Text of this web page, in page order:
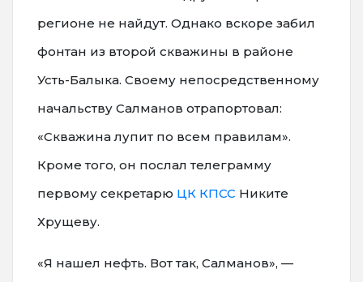
регионе не найдут. Однако вскоре забил
фонтан из второй скважины в районе
Усть-Балыка. Своему непосредственному
начальству Салманов отрапортовал:
«Скважина лупит по всем правилам».
Кроме того, он послал телеграмму
первому секретарю ЦК КПСС Никите
Хрущеву.
«Я нашел нефть. Вот так, Салманов», —